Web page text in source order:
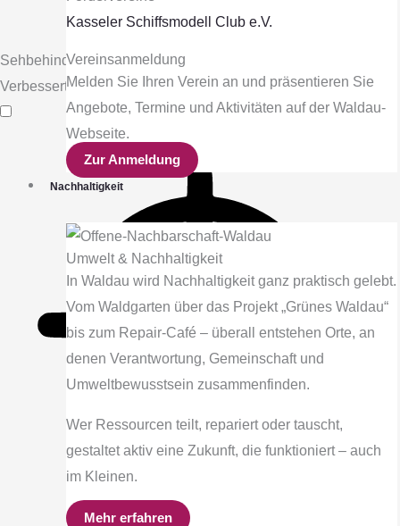
Kasseler Schiffsmodell Club e.V.
Vereinsanmeldung
Melden Sie Ihren Verein an und präsentieren Sie
Angebote, Termine und Aktivitäten auf der Waldau-
Webseite.
Zur Anmeldung
Nachhaltigkeit
Umwelt & Nachhaltigkeit
In Waldau wird Nachhaltigkeit ganz praktisch gelebt.
Vom Waldgarten über das Projekt „Grünes Waldau“
bis zum Repair-Café – überall entstehen Orte, an
denen Verantwortung, Gemeinschaft und
Umweltbewusstsein zusammenfinden.
Wer Ressourcen teilt, repariert oder tauscht,
gestaltet aktiv eine Zukunft, die funktioniert – auch
im Kleinen.
Mehr erfahren
Sehbehinderten-Modus
Verbessert die visuellen Elemente der Website